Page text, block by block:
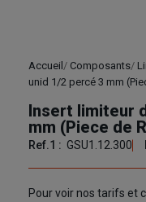
Accueil Composants
unid 1/2 percé 3 mm
Insert limiteur
mm (Piece de
Ref.1 : GSU1.12.300
Pour voir nos tarifs et